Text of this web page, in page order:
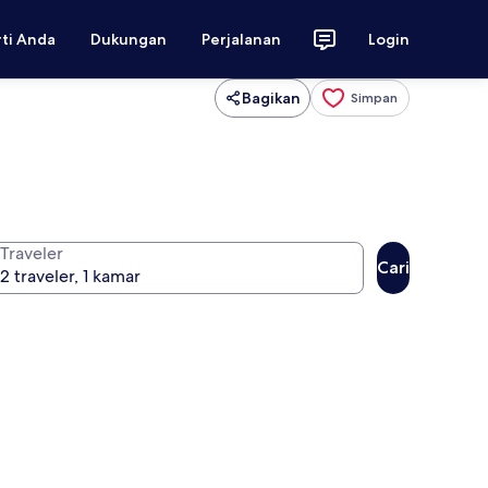
Anda Dukungan Perjalanan Login
Bagikan Simpan
Traveler
Cari